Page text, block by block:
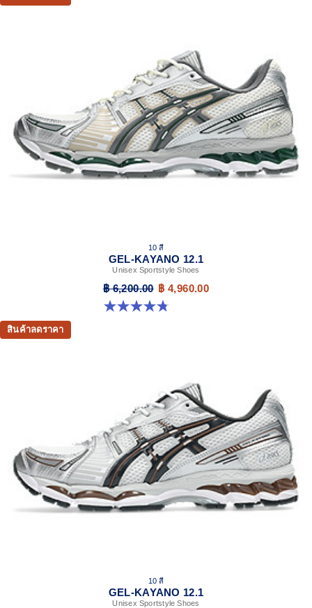
10 สี
GEL-KAYANO 12.1
Unisex Sportstyle Shoes
฿ 6,200.00 ฿ 4,960.00
4.8 จาก 5 ดาว 208 รีวิว
สินค้าลดราคา
10 สี
GEL-KAYANO 12.1
Unisex Sportstyle Shoes